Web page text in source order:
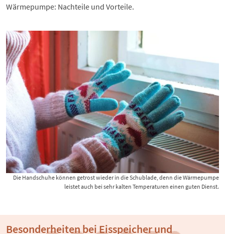
Wärmepumpe: Nachteile und Vorteile.
Die Handschuhe können getrost wieder in die Schublade, denn die Wärmepumpe
leistet auch bei sehr kalten Temperaturen einen guten Dienst.
Besonderheiten bei Eisspeicher und